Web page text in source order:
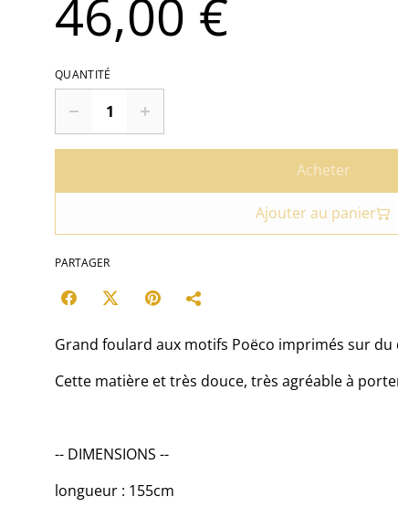
46,00 €
QUANTITÉ
Acheter
Ajouter au panier
PARTAGER
Grand foulard aux motifs Poëco imprimés sur du
Cette matière et très douce, très agréable à
-- DIMENSIONS --
longueur : 155cm